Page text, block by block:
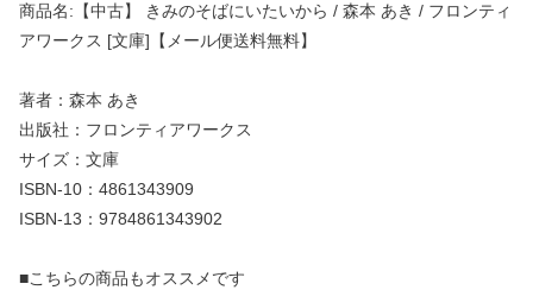
商品名:【中古】 きみのそばにいたいから / 森本 あき / フロンティ
アワークス [文庫]【メール便送料無料】
著者：森本 あき
出版社：フロンティアワークス
サイズ：文庫
ISBN-10：4861343909
ISBN-13：9784861343902
■こちらの商品もオススメです